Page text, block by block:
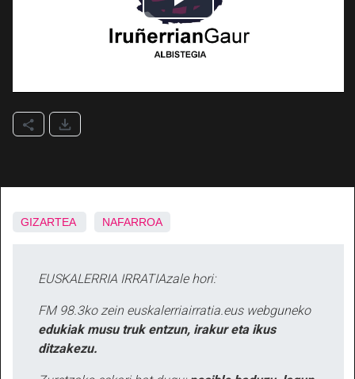
GIZARTEA NAFARROA
EUSKALERRIA IRRATIAzale hori:
FM 98.3ko zein euskalerriairratia.eus webguneko
edukiak musu truk entzun, irakur eta ikus
ditzakezu.